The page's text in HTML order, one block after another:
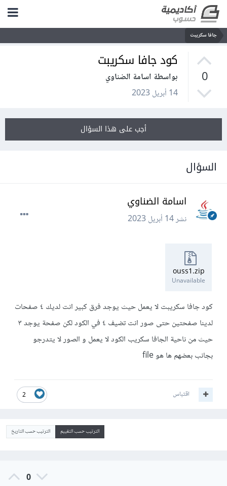
جافا سكريبت
0
كود جافا سكريبت
بواسطة اسامة الضناوي
14 أبريل 2023
أجب على هذا السؤال
السؤال
اسامة الضناوي
نشر14 أبريل 2023
ouss1.zip
Unavailable
كود جافا سكريبت لا يعمل حيث يوجد فرق كبير انت لديك ٤ صفحات
لدينا صفحتين حتى صور انت تضيف ٤ في الكود لكن صفحة يوجد ٣
حيث من ناحية الجافا سكريب الكود لا يعمل و الصور لا يتدرجو
بجانب بعضهم ها هو file
2 اقتباس
الترتيب حسب التقييم الترتيب حسب التاريخ
0